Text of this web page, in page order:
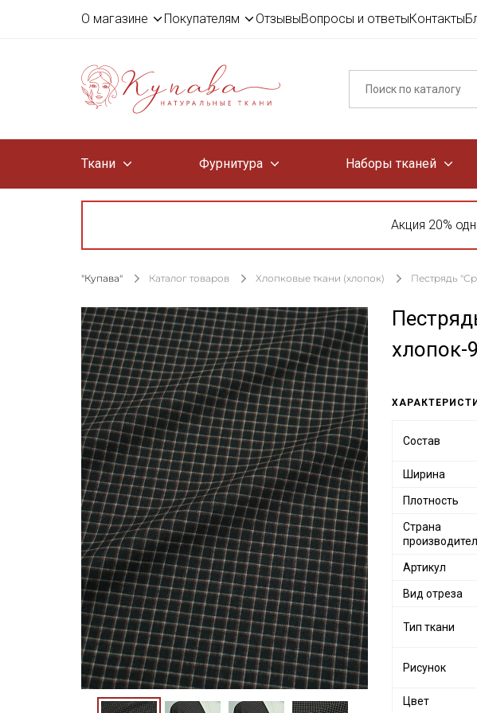
О магазине Покупателям ОтзывыВопросы и ответыКонтакты
Ткани Фурнитура Наборы тканей
Акция 20%
"Купава" Каталог товаров Хлопковые ткани (хлопок) Пестрядь
хлопок-
Состав
Ширина
Плотность
Страна
Артикул
Вид отреза
Тип ткани
Рисунок
Цвет